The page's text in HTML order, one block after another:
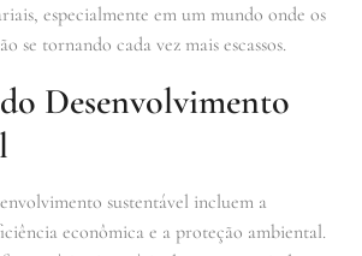
especialmente em um mundo onde os
se tornando cada vez mais escassos.
Desenvolvimento
sustentável incluem a
econômica e a proteção ambiental.